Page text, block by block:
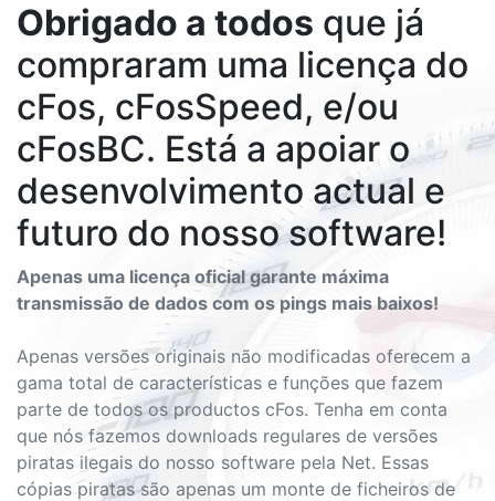
Obrigado a todos que já
compraram uma licença do
cFos, cFosSpeed, e/ou
cFosBC. Está a apoiar o
desenvolvimento actual e
futuro do nosso software!
Apenas uma licença oficial garante máxima
transmissão de dados com os pings mais baixos!
Apenas versões originais não modificadas oferecem a
gama total de características e funções que fazem
parte de todos os productos cFos. Tenha em conta
que nós fazemos downloads regulares de versões
piratas ilegais do nosso software pela Net. Essas
cópias piratas são apenas um monte de ficheiros de